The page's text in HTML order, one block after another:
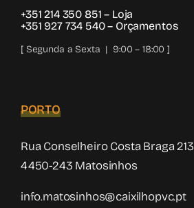
+351 214 350 851 – Loja
+351 927 734 540– Orçamentos
[ Segunda a Sexta | 9:00 – 18:00 ]
PORTO
Rua Conselheiro Costa Braga 213
4450-243 Matosinhos
info.matosinhos@caixilhopvc.pt